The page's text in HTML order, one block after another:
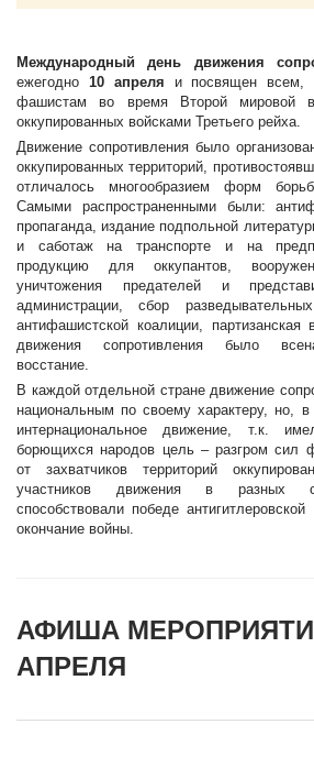
Международный день движения
ежегодно 10 апреля и посвящен всем,
фашистам во время Второй мировой
оккупированных войсками Третьего рейха.
Движение сопротивления было
оккупированных территорий,
отличалось многообразием форм
Самыми распространенными были:
пропаганда, издание подпольной
и саботаж на транспорте и на
продукцию для оккупантов,
уничтожения предателей и
администрации, сбор
антифашистской коалиции,
движения сопротивления было
восстание.
В каждой отдельной стране движение
национальным по своему характеру, но,
интернациональное движение, т.к.
борющихся народов цель – разгром сил
от захватчиков территорий
участников движения в разных
способствовали победе
окончание войны.
АФИША
АПРЕЛЯ